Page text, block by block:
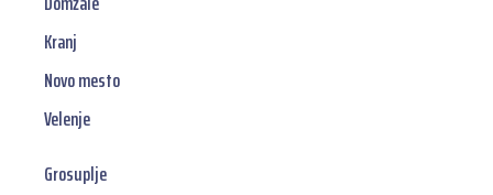
Kranj
Novo mesto
Velenje
Grosuplje